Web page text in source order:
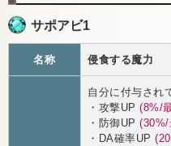
サポアビ1
名称 侵食する魔力
自分に付与され
・攻撃UP (8%/
・防御UP (30%/
・DA確率UP